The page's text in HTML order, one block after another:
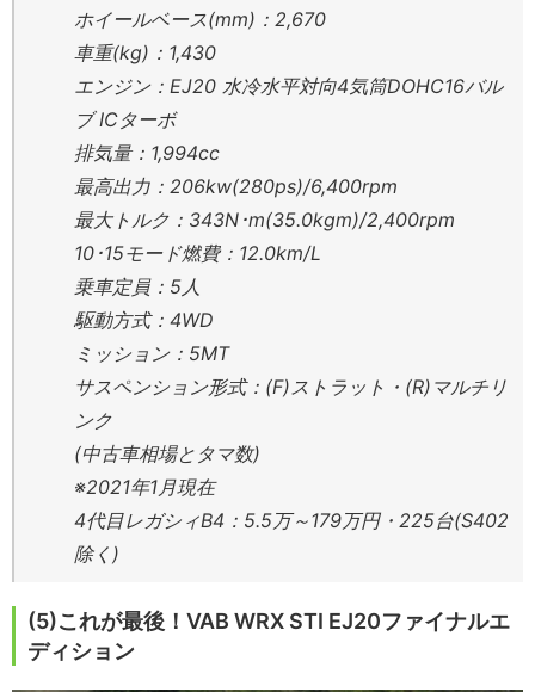
ホイールベース(mm)：2,670
車重(kg)：1,430
エンジン：EJ20 水冷水平対向4気筒DOHC16バル
ブ ICターボ
排気量：1,994cc
最高出力：206kw(280ps)/6,400rpm
最大トルク：343N･m(35.0kgm)/2,400rpm
10･15モード燃費：12.0km/L
乗車定員：5人
駆動方式：4WD
ミッション：5MT
サスペンション形式：(F)ストラット・(R)マルチリ
ンク
(中古車相場とタマ数)
※2021年1月現在
4代目レガシィB4：5.5万～179万円・225台(S402
除く)
(5)これが最後！VAB WRX STI EJ20ファイナルエ
ディション